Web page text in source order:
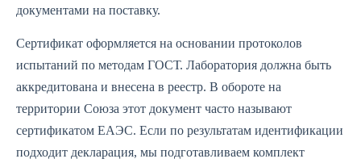
документами на поставку.
Сертификат оформляется на основании протоколов
испытаний по методам ГОСТ. Лаборатория должна быть
аккредитована и внесена в реестр. В обороте на
территории Союза этот документ часто называют
сертификатом ЕАЭС. Если по результатам идентификации
подходит декларация, мы подготавливаем комплект